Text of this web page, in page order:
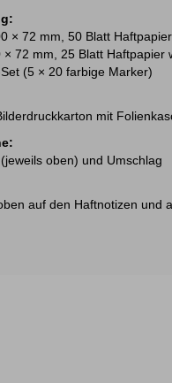
× 72 mm, 50 Blatt
× 72 mm, 25 Blatt Haftpapier
(5 × 20 farbige Marker)
mit
oben) und Umschlag
auf den Haftnotizen und